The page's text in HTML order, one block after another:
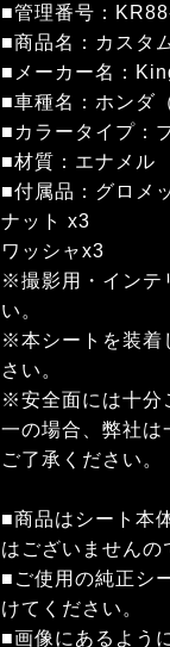
■管理番号：
■商品名：カスタ
■メーカー名：
■車種名：ホンダ
■カラータイプ：
■材質：エナメル
■付属品：グロメ
ナット x3
ワッシャx3
※撮影用・インテ
い。
※本シートを装着
さい。
※安全面には十分
一の場合、弊社は
ご了承ください。
■商品はシート本
はございませんの
■ご使用の純正シ
けてください。
■画像にあるよう